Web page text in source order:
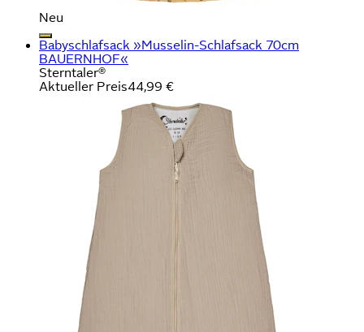
Neu
Babyschlafsack »Musselin-Schlafsack 70cm
BAUERNHOF«
Sterntaler®
Aktueller Preis44,99 €